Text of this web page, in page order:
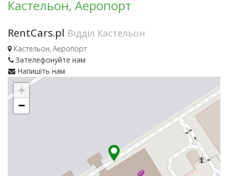
Кастельон, Аеропорт
RentCars.pl Відділ Кастельон
Кастельон, Аеропорт
Зателефонуйте нам
Напишіть нам
+
−